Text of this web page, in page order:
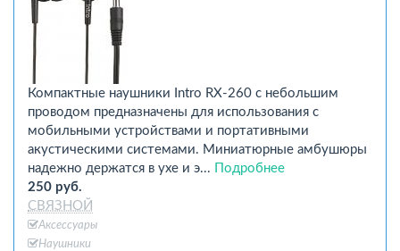
Компактные наушники Intro RX-260 с небольшим
проводом предназначены для использования с
мобильными устройствами и портативными
акустическими системами. Миниатюрные амбушюры
надежно держатся в ухе и э...
Подробнее
250 руб.
СВЯЗНОЙ
Аксессуары
Наушники